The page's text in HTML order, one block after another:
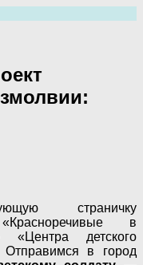
страничку
в
«Центра детского
Отправимся в город